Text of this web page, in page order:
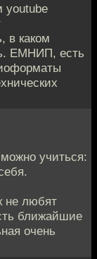
youtube
в каком
ЕМНИП, есть
учиться:
не любят
ближайшие
очень